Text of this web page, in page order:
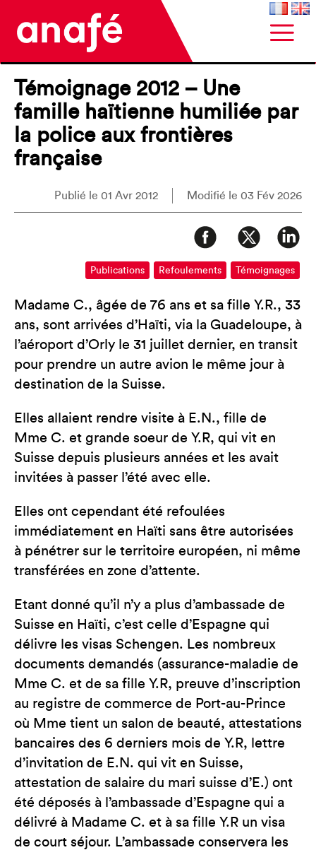
Témoignage 2012 – Une
famille haïtienne humiliée par
la police aux frontières
française
Publié le 01 Avr 2012 Modifié le 03 Fév 2026
Publications Refoulements Témoignages
Madame C., âgée de 76 ans et sa fille Y.R., 33
ans, sont arrivées d’Haïti, via la Guadeloupe, à
l’aéroport d’Orly le 31 juillet dernier, en transit
pour prendre un autre avion le même jour à
destination de la Suisse.
Elles allaient rendre visite à E.N., fille de
Mme C. et grande soeur de Y.R, qui vit en
Suisse depuis plusieurs années et les avait
invitées à passer l’été avec elle.
Elles ont cependant été refoulées
immédiatement en Haïti sans être autorisées
à pénétrer sur le territoire européen, ni même
transférées en zone d’attente.
Etant donné qu’il n’y a plus d’ambassade de
Suisse en Haïti, c’est celle d’Espagne qui
délivre les visas Schengen. Les nombreux
documents demandés (assurance-maladie de
Mme C. et de sa fille Y.R, preuve d’inscription
au registre de commerce de Port-au-Prince
où Mme tient un salon de beauté, attestations
bancaires des 6 derniers mois de Y.R, lettre
d’invitation de E.N. qui vit en Suisse,
attestation de salaire du mari suisse d’E.) ont
été déposés à l’ambassade d’Espagne qui a
délivré à Madame C. et à sa fille Y.R un visa
de court séjour. L’ambassade conservera les